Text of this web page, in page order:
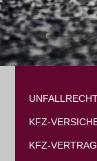
KFZ-
KFZ-